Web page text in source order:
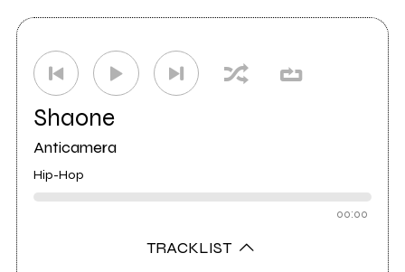
Distributore Audioglobe
Shaone
Anticamera
Hip-Hop
00:00
TRACKLIST